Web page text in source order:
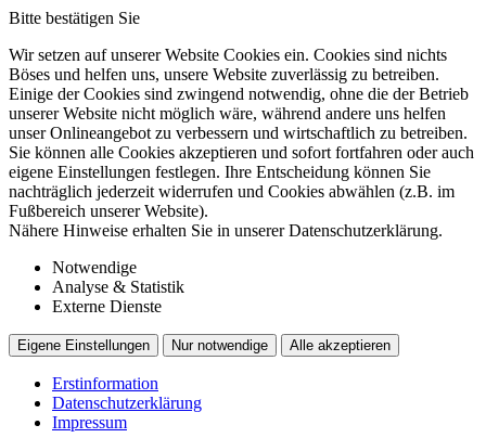
Bitte bestätigen Sie
Wir setzen auf unserer Website Cookies ein. Cookies sind nichts
Böses und helfen uns, unsere Website zuverlässig zu betreiben.
Einige der Cookies sind zwingend notwendig, ohne die der Betrieb
unserer Website nicht möglich wäre, während andere uns helfen
unser Onlineangebot zu verbessern und wirtschaftlich zu betreiben.
Sie können alle Cookies akzeptieren und sofort fortfahren oder auch
eigene Einstellungen festlegen. Ihre Entscheidung können Sie
nachträglich jederzeit widerrufen und Cookies abwählen (z.B. im
Fußbereich unserer Website).
Nähere Hinweise erhalten Sie in unserer Datenschutzerklärung.
Notwendige
Analyse & Statistik
Externe Dienste
Eigene Einstellungen Nur notwendige Alle akzeptieren
Erstinformation
Datenschutzerklärung
Impressum